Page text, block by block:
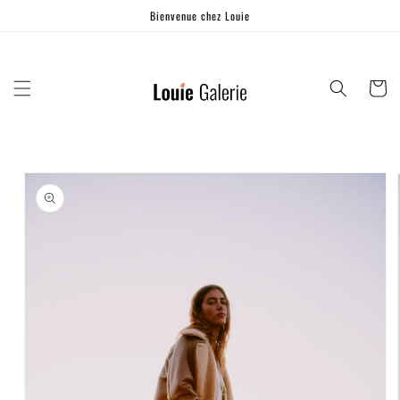
Bienvenue chez Louie
Panier
Passer aux
informations
produits